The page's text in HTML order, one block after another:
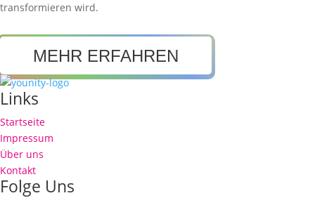
transformieren wird.
MEHR ERFAHREN
Links
Startseite
Impressum
Über uns
Kontakt
Folge Uns